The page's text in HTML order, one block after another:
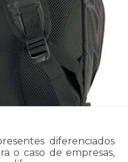
diferenciados
o caso de empresas,